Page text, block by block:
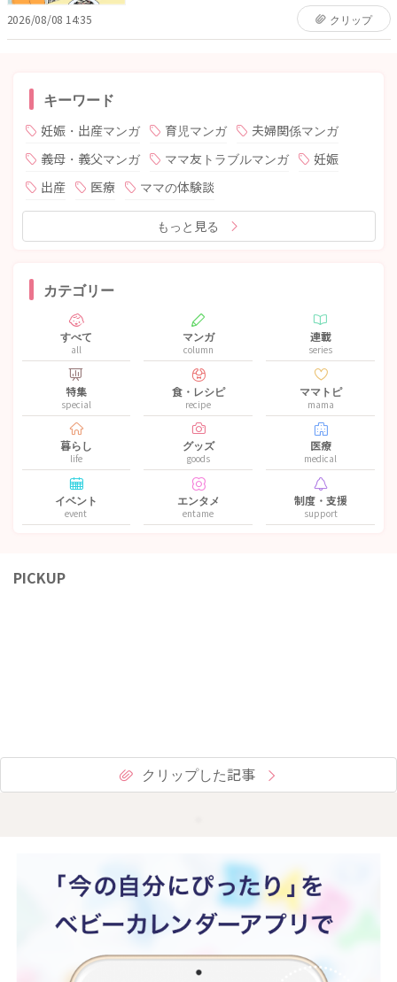
2026/08/08 14:35 クリップ
キーワード
妊娠・出産マンガ 育児マンガ
夫婦関係マンガ
義母・義父マンガ
ママ友トラブルマンガ
妊娠
出産
医療 ママの体験談
もっと見る
カテゴリー
すべて
all
マンガ
column
連載
series
特集
special
食・レシピ
recipe
ママトピ
mama
暮らし
life
グッズ
goods
医療
medical
イベント
event
エンタメ
entame
制度・支援
support
PICKUP
クリップした記事